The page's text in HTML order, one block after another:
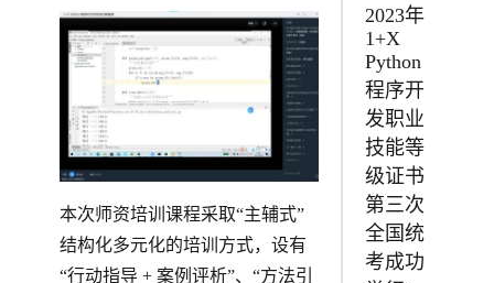
本次师资培训课程采取“主辅式”
结构化多元化的培训方式，设有
“行动指导 + 案例评析”、“方法引
2023年
1+X
Python
程序开
发职业
技能等
级证书
第三次
全国统
考成功